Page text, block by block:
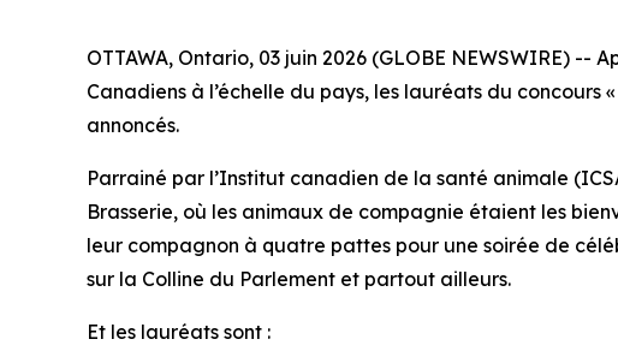
OTTAWA, Ontario, 03 juin 2026 (GLOBE NEWSWIRE)
Canadiens à l’échelle du pays, les lauréats du
annoncés.
Parrainé par l’Institut canadien de la santé animale
Brasserie, où les animaux de compagnie étaient les
leur compagnon à quatre pattes pour une soirée de
sur la Colline du Parlement et partout ailleurs.
Et les lauréats sont :